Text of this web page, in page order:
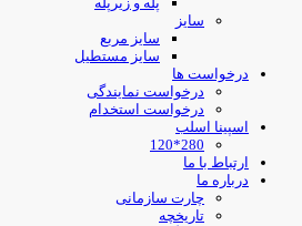
سایز
سایز مربع
سایز مستطیل
درخواست ها
درخواست نمایندگی
درخواست استخدام
اسپینا اسلب
280*120
ارتباط با ما
درباره ما
چارت سازمانی
تاریخچه